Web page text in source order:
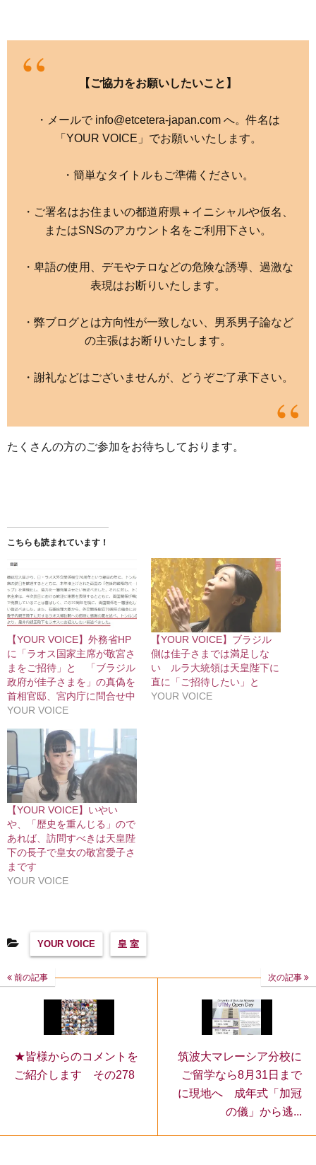
【ご協力をお願いしたいこと】
・メールで info@etcetera-japan.com へ。件名は
「YOUR VOICE」でお願いいたします。
・簡単なタイトルもご準備ください。
・ご署名はお住まいの都道府県＋イニシャルや仮名、
またはSNSのアカウント名をご利用下さい。
・卑語の使用、デモやテロなどの危険な誘導、過激な
表現はお断りいたします。
・弊ブログとは方向性が一致しない、男系男子論など
の主張はお断りいたします。
・謝礼などはございませんが、どうぞご了承下さい。
たくさんの方のご参加をお待ちしております。
こちらも読まれています！
【YOUR VOICE】外務省HP
に「ラオス国家主席が敬宮さ
まをご招待」と 「ブラジル
政府が佳子さまを」の真偽を
首相官邸、宮内庁に問合せ中
YOUR VOICE
【YOUR VOICE】ブラジル
側は佳子さまでは満足しな
い ルラ大統領は天皇陛下に
直に「ご招待したい」と
YOUR VOICE
【YOUR VOICE】いやい
や、「歴史を重んじる」ので
あれば、訪問すべきは天皇陛
下の長子で皇女の敬宮愛子さ
まです
YOUR VOICE
YOUR VOICE 皇 室
前の記事
★皆様からのコメントを
ご紹介します その278
次の記事
筑波大マレーシア分校に
ご留学なら8月31日まで
に現地へ 成年式「加冠
の儀」から逃...